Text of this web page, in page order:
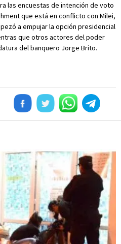
las encuestas de intención de voto
que está en conflicto con Milei,
a empujar la opción presidencial
que otros actores del poder
del banquero Jorge Brito.